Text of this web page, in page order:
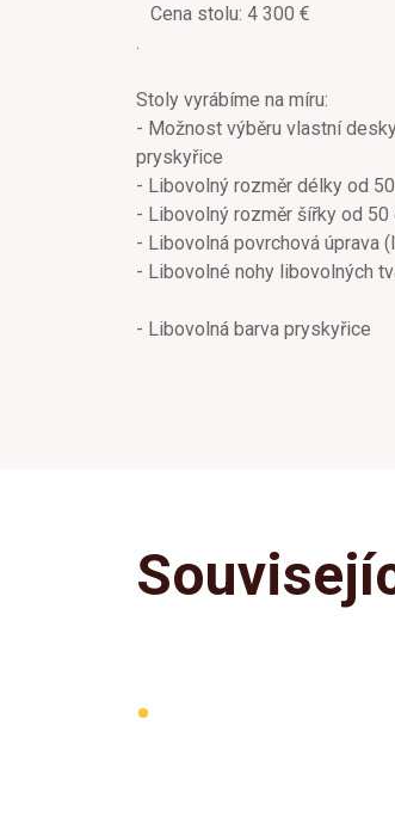
Cena stolu: 4 300 €
Stoly vyrábíme na míru:
- Možnost výběru vlastní
pryskyřice
- Libovolný rozměr délky od
- Libovolný rozměr šířky od 50
- Libovolná povrchová úprava
- Libovolné nohy libovolných
- Libovolná barva pryskyřice